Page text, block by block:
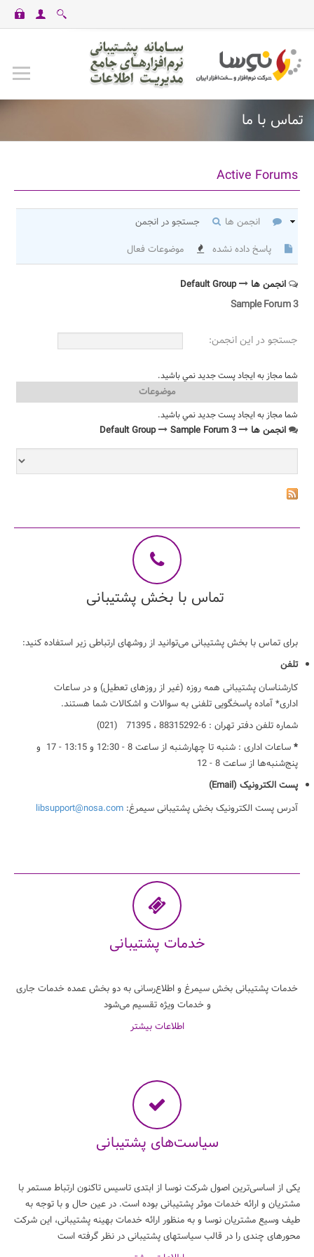
تماس با ما
Active Forums
انجمن ها
جستجو در انجمن
پاسخ داده نشده
موضوعات فعال
انجمن ها Default Group
Sample Forum 3
جستجو در اين انجمن:
شما مجاز به ايجاد پست جديد نمي باشيد.
موضوعات
شما مجاز به ايجاد پست جديد نمي باشيد.
انجمن ها Default Group Sample Forum 3
تماس با بخش پشتیبانی
برای تماس با بخش پشتیبانی می‌توانید از روشهای ارتباطی زیر استفاده کنید:
تلفن
کارشناسان پشتیبانی همه روزه (غیر از روزهای تعطیل) و در ساعات
اداری* آماده پاسخگویی تلفنی به سوالات و اشکالات شما هستند.
شماره تلفن دفتر تهران : 6-88315292 ، 71395 (021)
*
ساعات اداری : شنبه تا چهارشنبه از ساعت 8 - 12:30 و 13:15 - 17 و
پنج‌شنبه‌ها از ساعت 8 - 12
پست الکترونیک (Email)
آدرس پست الکترونیک بخش پشتیبانی سیمرغ: libsupport@nosa.com
خدمات پشتیبانی
خدمات پشتیبانی بخش سیمرغ و اطلاع‌رسانی به دو بخش عمده خدمات جاری
و خدمات ویژه تقسیم می‌شود
اطلاعات بیشتر
سیاست‌های پشتیبانی
یکی از اساسی‌ترین اصول شرکت نوسا از ابتدی تاسیس تاکنون ارتباط مستمر با
مشتریان و ارائه خدمات موثر پشتیبانی بوده است. در عین حال و با توجه به
طیف وسیع مشتریان نوسا و به منظور ارائه خدمات بهینه پشتیبانی، این شرکت
محورهای چندی را در قالب سیاستهای پشتیبانی در نظر گرفته است